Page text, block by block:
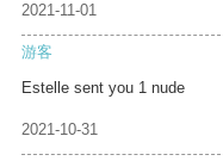
2021-11-01
游客
Estelle sent you 1 nude
2021-10-31